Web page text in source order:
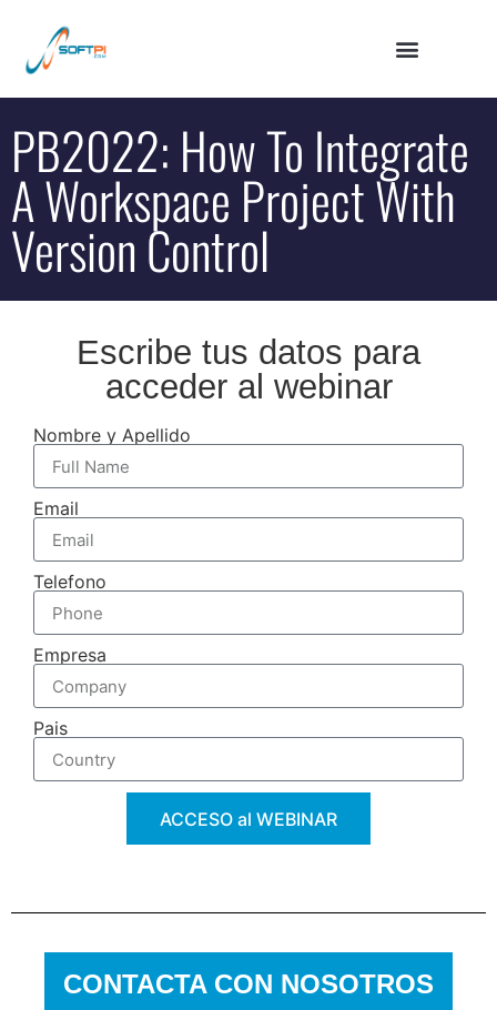
PB2022: How To Integrate
A Workspace Project With
Version Control
Escribe tus datos para
acceder al webinar
Nombre y Apellido
Email
Telefono
Empresa
Pais
ACCESO al WEBINAR
CONTACTA CON NOSOTROS